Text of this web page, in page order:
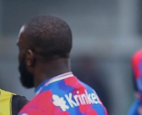
BUSINESS CLUB
FANSHOP
FAQ